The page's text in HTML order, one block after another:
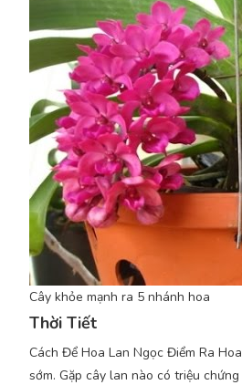
Cây khỏe mạnh ra 5 nhánh hoa
Thời Tiết
Cách Để Hoa Lan Ngọc Điểm Ra
sớm. Gặp cây lan nào có triệu